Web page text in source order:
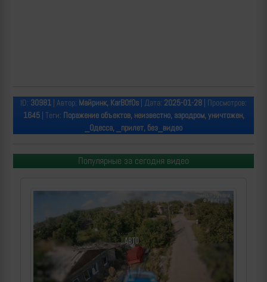
ID: 30981 | Автор: Майринк, KarB0fOs | Дата: 2025-01-28 | Просмотров:
1645| Теги: Поражение объектов, неизвестно, аэродром, уничтожен,
_Одесса, _прилет, без_видео
Популярные за сегодня видео